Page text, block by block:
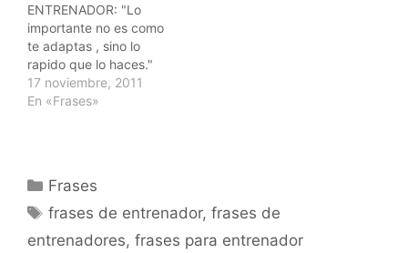
ENTRENADOR: "Lo
importante no es como
te adaptas , sino lo
rapido que lo haces."
ETTORE MESSINA "Los
milagros cuando se
AITO GARCIA RENESES
17 noviembre, 2011
En «Frases»
Categorías
Frases
Etiquetas
frases de entrenador,frases de
entrenadores, frases para entrenador